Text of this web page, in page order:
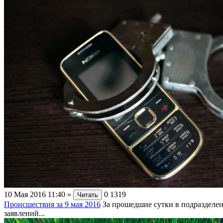
10 Мая 2016 11:40 » Читать 0 1319
Происшествия за 9 мая 2016 За прошедшие сутки в
заявлений...